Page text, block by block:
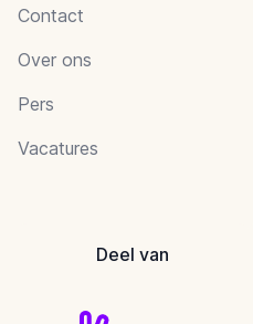
Contact
Over ons
Pers
Vacatures
Deel van